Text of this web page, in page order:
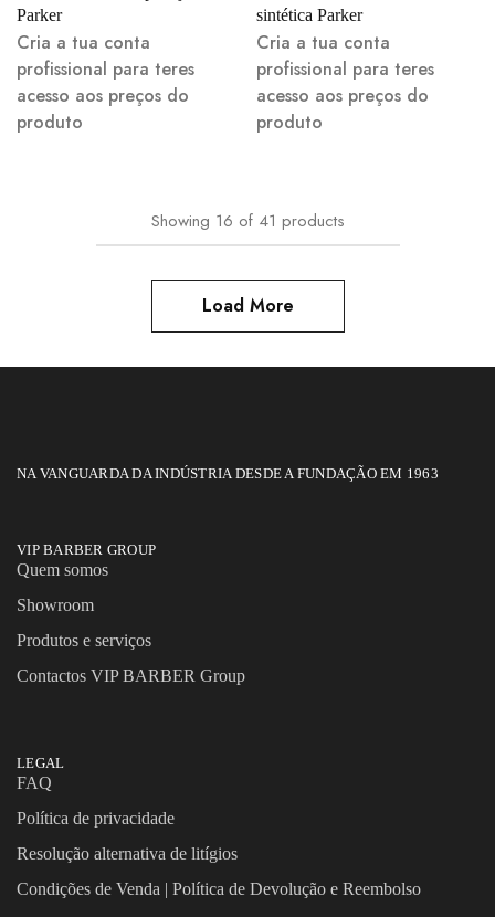
Parker
Cria a tua conta
profissional para teres
acesso aos preços do
produto
sintética Parker
Cria a tua conta
profissional para teres
acesso aos preços do
produto
Showing 16 of 41 products
Load More
NA VANGUARDA DA INDÚSTRIA DESDE A FUNDAÇÃO EM 1963
VIP BARBER GROUP
Quem somos
Showroom
Produtos e serviços
Contactos VIP BARBER Group
LEGAL
FAQ
Política de privacidade
Resolução alternativa de litígios
Condições de Venda | Política de Devolução e Reembolso